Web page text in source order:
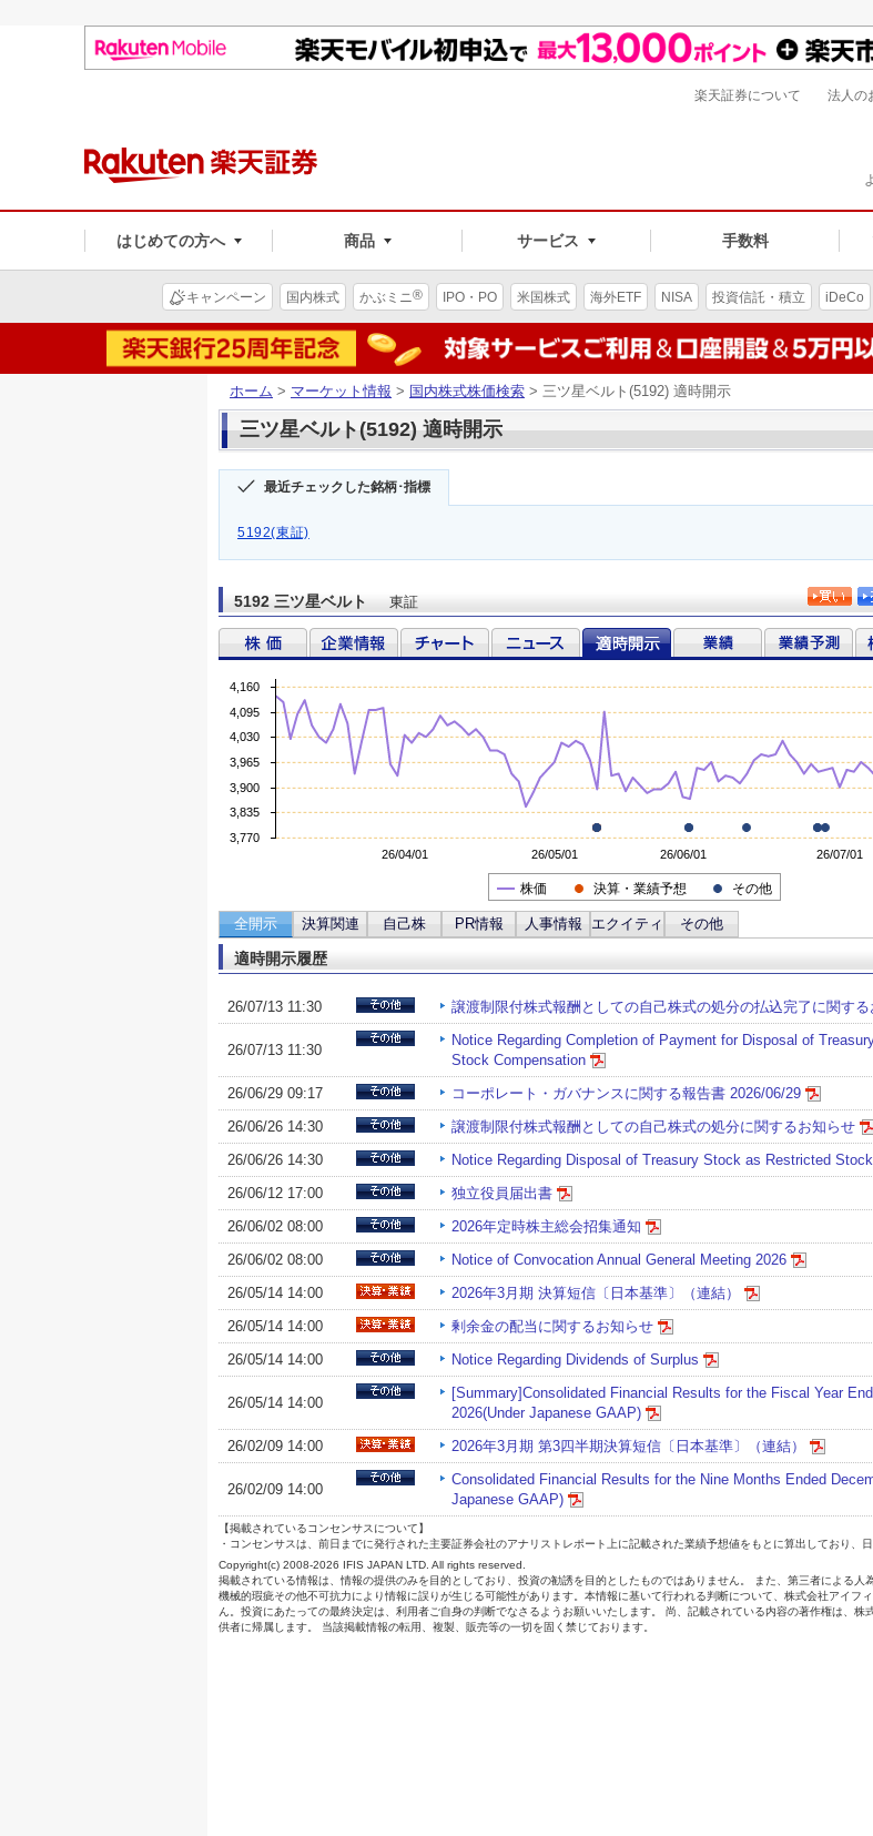
はじめての方へ 商品 サービス 手数料
楽天証券について 法人の
キャンペーン 国内株式 かぶミニ® IPO・PO 米国株式 海外ETF NISA 投資信託・積立 iDeCo
ホーム > マーケット情報 > 国内株式株価検索 > 三ツ星ベルト(5192) 適時開示
三ツ星ベルト(5192) 適時開示
最近チェックした銘柄･指標
5192(東証)
5192 三ツ星ベルト 東証